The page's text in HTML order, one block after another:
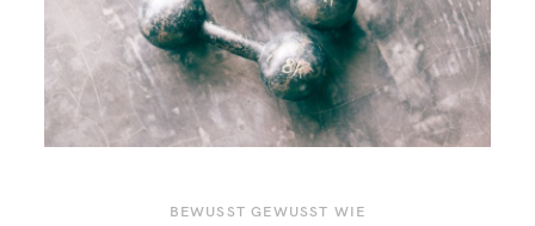
BLOG
KONTAKT/TERMIN BUCHEN
BEWUSST GEWUSST WIE